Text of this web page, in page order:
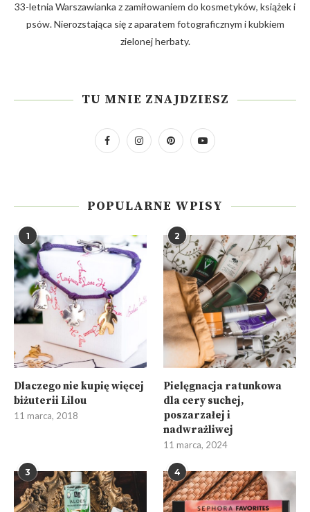
33-letnia Warszawianka z zamiłowaniem do kosmetyków, książek i
psów. Nierozstająca się z aparatem fotograficznym i kubkiem
zielonej herbaty.
TU MNIE ZNAJDZIESZ
POPULARNE WPISY
1
Dlaczego nie kupię więcej
biżuterii Lilou
11 marca, 2018
2
Pielęgnacja ratunkowa
dla cery suchej,
poszarzałej i
nadwrażliwej
11 marca, 2024
3 4